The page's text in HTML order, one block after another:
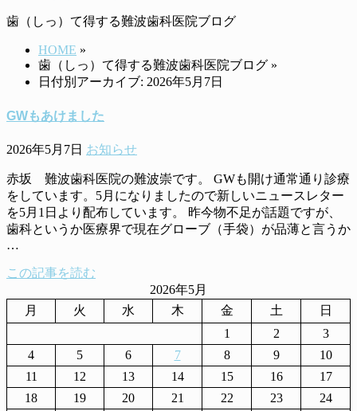
歯（しっ）て得する難波歯科医院ブログ
HOME »
歯（しっ）て得する難波歯科医院ブログ »
日付別アーカイブ: 2026年5月7日
GWもあけました
2026年5月7日 お知らせ
赤坂 難波歯科医院の難波崇です。 GWも開け通常通り診療
をしています。5月になりましたので新しいニュースレター
を5月1日より配布しています。 昨今物不足が話題ですが、
歯科というか医療界で現在グローブ（手袋）が品薄と言うか
…
この記事を読む
2026年5月
月
火 水 木 金 土
日
1
2
3
4
5 6 7 8 9
10
11
12 13 14 15 16
17
18
19 20 21 22 23
24